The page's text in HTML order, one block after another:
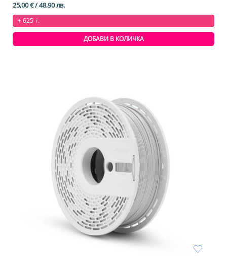
25,00€/ 48,90 лв.
+ 625 т.
ДОБАВИ В КОЛИЧКА